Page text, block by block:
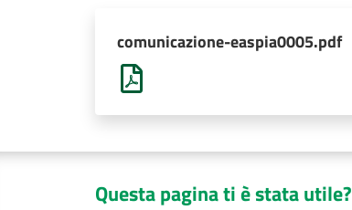
comunicazione-easpia0005.pdf
Questa pagina ti è stata utile?